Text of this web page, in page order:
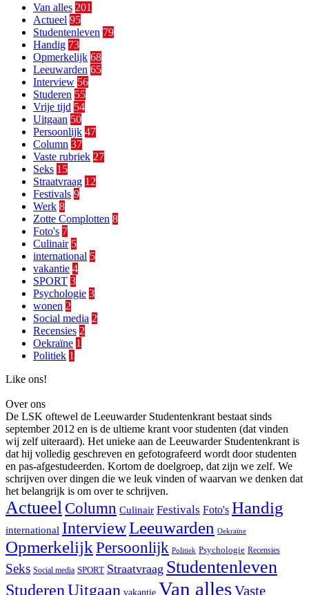
Van alles 201
Actueel 95
Studentenleven 79
Handig 73
Opmerkelijk 68
Leeuwarden 65
Interview 56
Studeren 55
Vrije tijd 54
Uitgaan 50
Persoonlijk 47
Column 37
Vaste rubriek 27
Seks 15
Straatvraag 12
Festivals 9
Werk 8
Zotte Complotten 8
Foto's 7
Culinair 5
international 5
vakantie 4
SPORT 3
Psychologie 3
wonen 2
Social media 2
Recensies 2
Oekraïne 1
Politiek 1
Like ons!
Over ons
De LSK oftewel de Leeuwarder Studentenkrant bestaat sinds
september 2012 en is de ultieme krant voor studenten (dat vinden
wij zelf uiteraard). Het unieke aan de Leeuwarder Studentenkrant is
dat hij volledig geschreven en gefotografeerd wordt door studenten
en pas-afgestudeerden. Kortom de doelgroep, dat zijn we zelf. We
schrijven over dingen die we leuk vinden of waarvan we denken dat
het belangrijk is om over te schrijven.
Actueel Column Culinair Festivals Foto's Handig
international InterviewLeeuwarden Oekraïne
OpmerkelijkPersoonlijk Politiek Psychologie Recensies
Seks Social media SPORT Straatvraag Studentenleven
StuderenUitgaan vakantie Van allesVaste